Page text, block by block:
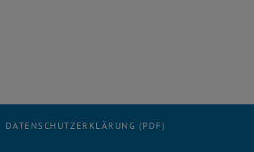
DATENSCHUTZERKLÄRUNG (PDF)